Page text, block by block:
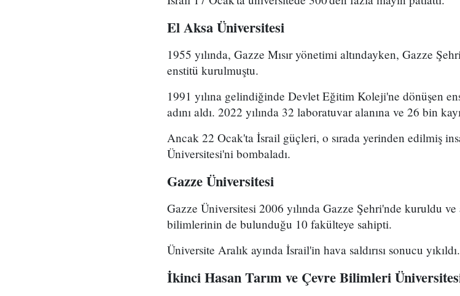
El Aksa Üniversitesi
1955 yılında, Gazze Mısır yönetimi altındayken, Gazze
enstitü kurulmuştu.
1991 yılına gelindiğinde Devlet Eğitim Koleji'ne dönüşen
adını aldı. 2022 yılında 32 laboratuvar alanına ve 26 bin
Ancak 22 Ocak'ta İsrail güçleri, o sırada yerinden edilmiş
Üniversitesi'ni bombaladı.
Gazze Üniversitesi
Gazze Üniversitesi 2006 yılında Gazze Şehri'nde kuruldu
bilimlerinin de bulunduğu 10 fakülteye sahipti.
Üniversite Aralık ayında İsrail'in hava saldırısı sonucu yıkıldı.
İkinci Hasan Tarım ve Çevre Bilimleri